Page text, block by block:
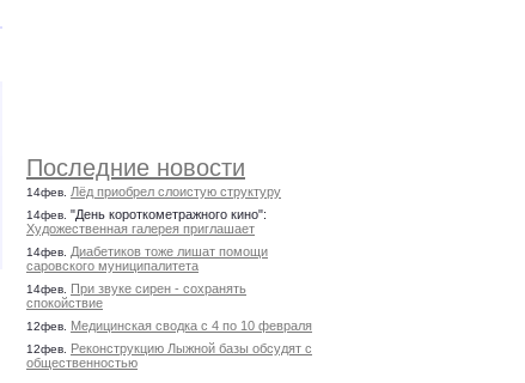
Последние новости
14фев. Лёд приобрел слоистую структуру
14фев. "День короткометражного кино":
Художественная галерея приглашает
14фев.
Диабетиков тоже лишат помощи
саровского муниципалитета
14фев.
При звуке сирен - сохранять
спокойствие
12фев. Медицинская сводка с 4 по 10 февраля
12фев.
Реконструкцию Лыжной базы обсудят с
общественностью